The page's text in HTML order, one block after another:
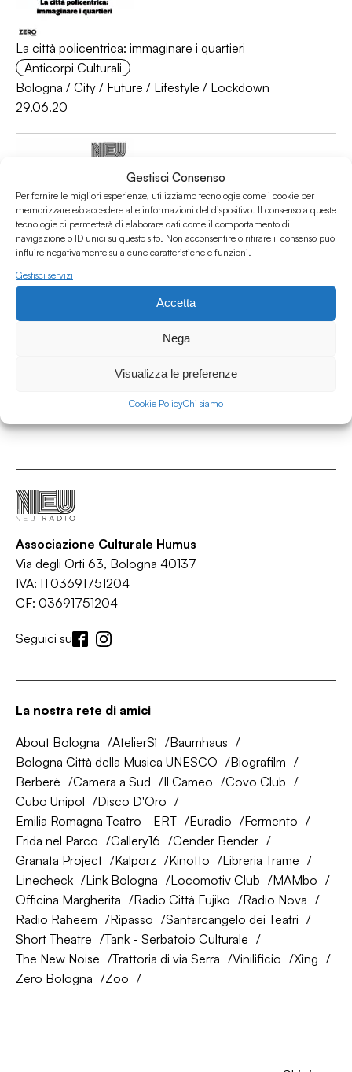
Gestisci Consenso
Per fornire le migliori esperienze, utilizziamo tecnologie come i cookie per
memorizzare e/o accedere alle informazioni del dispositivo. Il consenso a queste
tecnologie ci permetterà di elaborare dati come il comportamento di
navigazione o ID unici su questo sito. Non acconsentire o ritirare il consenso può
influire negativamente su alcune caratteristiche e funzioni.
Gestisci servizi
Accetta
Nega
Visualizza le preferenze
Cookie PolicyChi siamo
La città policentrica: immaginare i quartieri
Anticorpi Culturali
Bologna / City / Future / Lifestyle / Lockdown
29.06.20
l’Innovazione Urbana per Anticorpi Culturali
Architecture/City/Covid-19/Lifestyle/Urban
Associazione Culturale Humus
Via degli Orti 63, Bologna 40137
IVA: IT03691751204
CF: 03691751204
Seguici su
La nostra rete di amici
About Bologna AtelierSì
Baumhaus
Bologna Città della Musica UNESCO
Biografilm
Berberè
Camera a Sud Il Cameo
Covo Club
Cubo Unipol
Disco D'Oro
Emilia Romagna Teatro - ERT
Euradio
Fermento
Frida nel Parco
Gallery16
Gender Bender
Granata Project
Kalporz Kinotto
Libreria Trame
Linecheck
Link Bologna Locomotiv Club
MAMbo
Officina Margherita
Radio Città Fujiko
Radio Nova
Radio Raheem
Ripasso
Santarcangelo dei Teatri
Short Theatre
Tank - Serbatoio Culturale
The New Noise
Trattoria di via Serra Vinilificio
Xing
Zero Bologna
Zoo